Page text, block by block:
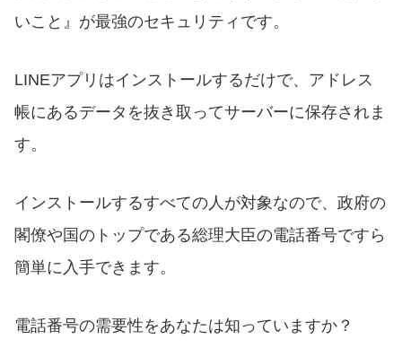
いこと』が最強のセキュリティです。
LINEアプリはインストールするだけで、アドレス
帳にあるデータを抜き取ってサーバーに保存されま
す。
インストールするすべての人が対象なので、政府の
閣僚や国のトップである総理大臣の電話番号ですら
簡単に入手できます。
電話番号の需要性をあなたは知っていますか？